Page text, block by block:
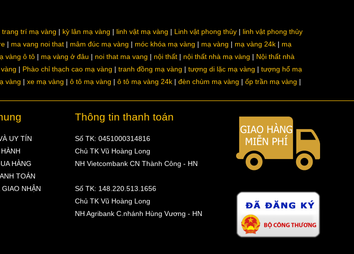
trang trí mạ vàng kỳ lân mạ vàng linh vật mạ vàng Linh vật phong thủy
linh vật phong thủy
ma vang noi that mâm đúc mạ vàng móc khóa mạ vàng mạ vàng mạ vàng 24k
mạ
vàng ô tô mạ vàng ở đâu noi that ma vang nội thất nội thất nhà mạ vàng
Nội thất nhà
Phào chỉ thạch cao mạ vàng tranh đồng mạ vàng tượng di lặc mạ vàng
tượng hổ mạ
vàng xe mạ vàng ô tô mạ vàng ô tô mạ vàng 24k đèn chùm mạ vàng ốp trần mạ vàng
UY TÍN
HÀNG
TOÁN
NHẬN
Thông tin thanh toán
Số TK: 0451000314816
Chủ TK Vũ Hoàng Long
NH Vietcombank CN Thành Công - HN
Số TK: 148.220.513.1656
Chủ TK Vũ Hoàng Long
NH Agribank C.nhánh Hùng Vương - HN